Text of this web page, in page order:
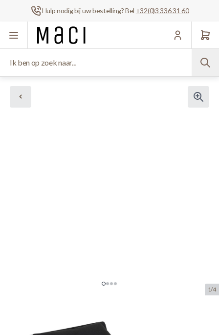
Hulp nodig bij uw bestelling? Bel +32(0)3 336 31 60
Ga naar de inhoud
1/4
Zetelbed Aliks - Wit